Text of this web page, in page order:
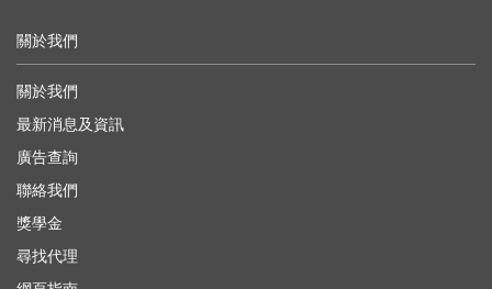
關於我們
關於我們
最新消息及資訊
廣告查詢
聯絡我們
獎學金
尋找代理